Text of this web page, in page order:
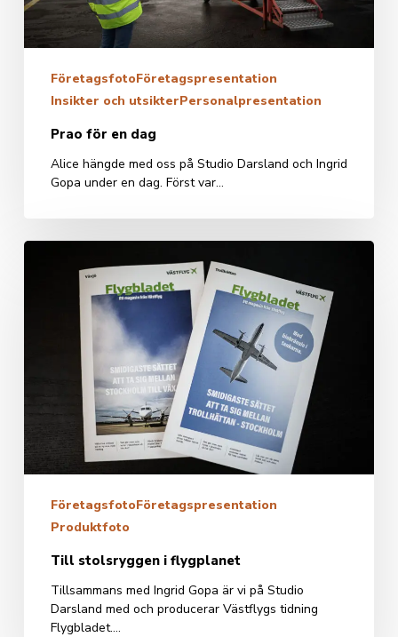
FöretagsfotoFöretagspresentation
Insikter och utsikterPersonalpresentation
Prao för en dag
Alice hängde med oss på Studio Darsland och Ingrid
Gopa under en dag. Först var…
Till
stolsryggen
flygplanet
FöretagsfotoFöretagspresentation
Produktfoto
Till stolsryggen i flygplanet
Tillsammans med Ingrid Gopa är vi på Studio
Darsland med och producerar Västflygs tidning
Flygbladet.…